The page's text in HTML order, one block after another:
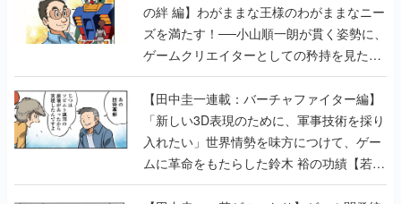
の絆 編】わがままな王様のわがままなニー
ズを満たす！──小山順一朗が貫く姿勢に、
ゲームクリエイターとしての矜持を見た
【若ゲのいたり最終回】
【田中圭一連載：バーチャファイター編】
「新しい3D表現のために、軍事技術を採り
入れたい」世界情勢を味方につけて、ゲー
ムに革命をもたらした鈴木 裕の功績【若ゲ
のいたり】